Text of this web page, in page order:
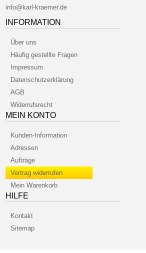
info@karl-kraemer.de
INFORMATION
Über uns
Häufig gestellte Fragen
Impressum
Datenschutzerklärung
AGB
Widerrufsrecht
MEIN KONTO
Kunden-Information
Adressen
Aufträge
Vertrag widerrufen
Mein Warenkorb
HILFE
Kontakt
Sitemap